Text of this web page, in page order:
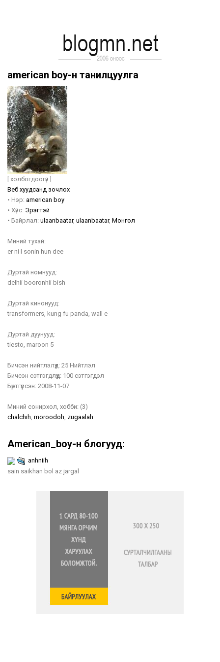
american boy-н танилцуулга
[ холбогдоогүй ]
Веб хуудсанд зочлох
• Нэр: american boy
• Хүйс: Эрэгтэй
• Байрлал: ulaanbaatar, ulaanbaatar, Монгол
Миний тухай:
er ni l sonin hun dee
Дуртай номнууд:
delhii booronhii bish
Дуртай кинонууд:
transformers, kung fu panda, wall e
Дуртай дуунууд:
tiesto, maroon 5
Бичсэн нийтлэлүүд: 25 Нийтлэл
Бичсэн сэтгэгдлүүд: 100 сэтгэгдэл
Бүртгүүлсэн: 2008-11-07
Миний сонирхол, хобби: (3)
chalchih, moroodoh, zugaalah
American_boy-н блогууд:
anhniih
sain saikhan bol az jargal